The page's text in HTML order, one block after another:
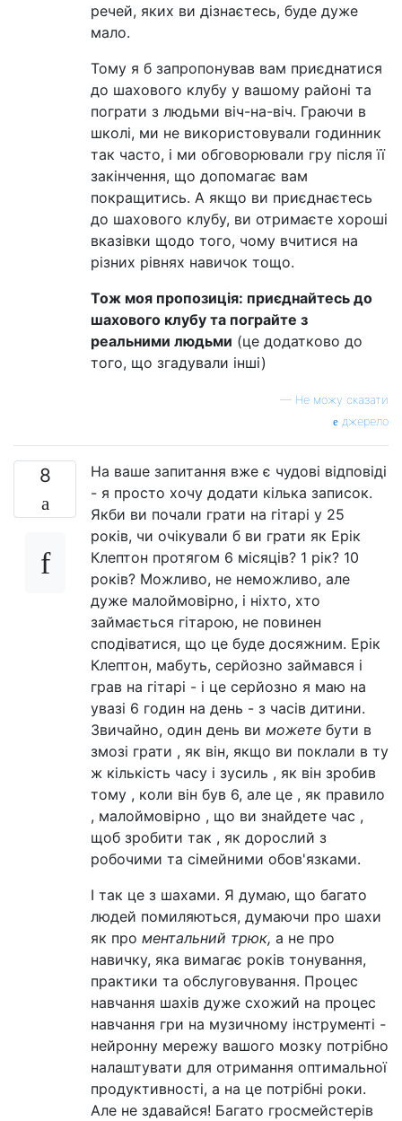
речей, яких ви дізнаєтесь, буде дуже
мало.
Тому я б запропонував вам приєднатися
до шахового клубу у вашому районі та
пограти з людьми віч-на-віч. Граючи в
школі, ми не використовували годинник
так часто, і ми обговорювали гру після її
закінчення, що допомагає вам
покращитись. А якщо ви приєднаєтесь
до шахового клубу, ви отримаєте хороші
вказівки щодо того, чому вчитися на
різних рівнях навичок тощо.
Тож моя пропозиція: приєднайтесь до
шахового клубу та пограйте з
реальними людьми (це додатково до
того, що згадували інші)
— Не можу сказати
джерело
8
На ваше запитання вже є чудові відповіді
- я просто хочу додати кілька записок.
Якби ви почали грати на гітарі у 25
років, чи очікували б ви грати як Ерік
Клептон протягом 6 місяців? 1 рік? 10
років? Можливо, не неможливо, але
дуже малоймовірно, і ніхто, хто
займається гітарою, не повинен
сподіватися, що це буде досяжним. Ерік
Клептон, мабуть, серйозно займався і
грав на гітарі - і це серйозно я маю на
увазі 6 годин на день - з часів дитини.
Звичайно, один день ви можете бути в
змозі грати , як він, якщо ви поклали в ту
ж кількість часу і зусиль , як він зробив
тому , коли він був 6, але це , як правило
, малоймовірно , що ви знайдете час ,
щоб зробити так , як дорослий з
робочими та сімейними обов'язками.
І так це з шахами. Я думаю, що багато
людей помиляються, думаючи про шахи
як про ментальний трюк, а не про
навичку, яка вимагає років тонування,
практики та обслуговування. Процес
навчання шахів дуже схожий на процес
навчання гри на музичному інструменті -
нейронну мережу вашого мозку потрібно
налаштувати для отримання оптимальної
продуктивності, а на це потрібні роки.
Але не здавайся! Багато гросмейстерів